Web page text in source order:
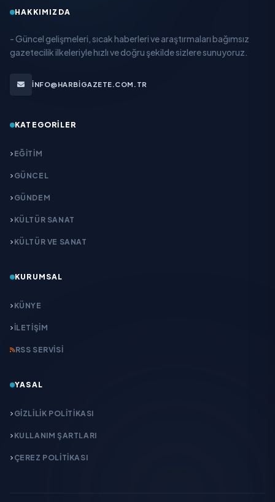
HAKKIMIZDA
- Güncel gelişmeleri, sıcak haberleri ve araştırmaları bağımsız
gazetecilik ilkeleriyle hızlı ve doğru şekilde sizlere sunuyoruz.
INFO@HARBIGAZETE.COM.TR
KATEGORILER
EĞITIM
GÜNCEL
GÜNDEM
KÜLTÜR SANAT
KÜLTÜR VE SANAT
KURUMSAL
KÜNYE
İLETIŞIM
RSS SERVISI
YASAL
GIZLILIK POLITIKASI
KULLANIM ŞARTLARI
ÇEREZ POLITIKASI